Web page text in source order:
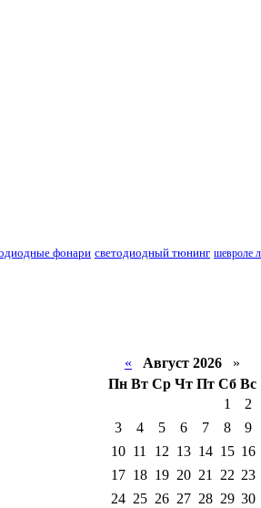
фонари светодиодный тюнинг шевроле
« Август 2026
»
Пн Вт Ср Чт Пт Сб Вс
1
2
3
4 5 6 7 8
9
10 11 12 13 14 15 16
17 18 19 20 21 22 23
24 25 26 27 28 29 30